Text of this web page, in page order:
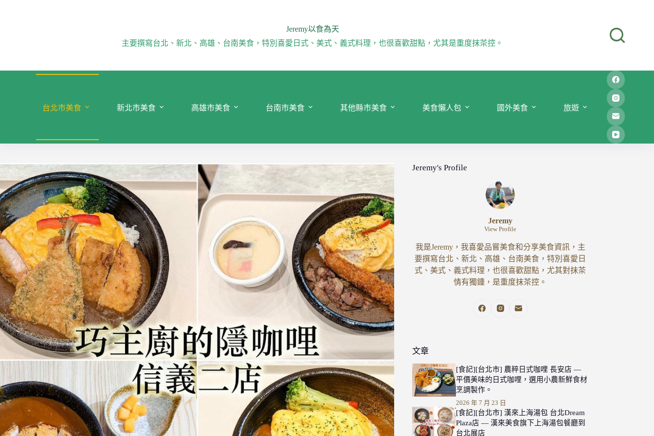
Jeremy以食為天
主要撰寫台北、新北、高雄、台南美食，特別喜愛日式、美式、義式料理，也很喜歡甜點，尤其是重度抹茶控。
台北市美食 新北市美食 高雄市美食 台南市美食 其他縣市美食 美食懶人包 國外美食 旅遊
Jeremy's Profile
Jeremy
View Profile
我是Jeremy，我喜愛品嘗美食和分享美食資訊，主
要撰寫台北、新北、高雄、台南美食，特別喜愛日
式、美式、義式料理，也很喜歡甜點，尤其對抹茶
情有獨鍾，是重度抹茶控。
文章
[食記][台北市] 農粹日式咖哩 長安店 —
平價美味的日式咖哩，選用小農新鮮食材
烹調製作。
2026 年 7 月 23 日
[食記][台北市] 漢來上海湯包 台北Dream
Plaza店 — 漢來美食旗下上海湯包餐廳到
台北展店